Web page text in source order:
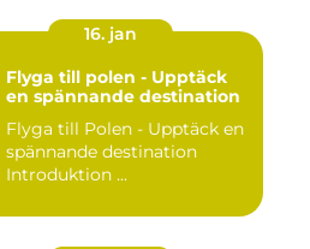
16. jan
Flyga till polen - Upptäck
en spännande destination
Flyga till Polen - Upptäck en
spännande destination
Introduktion ...